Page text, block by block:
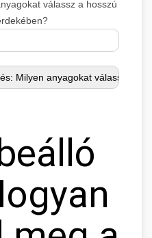
válassz a hosszú